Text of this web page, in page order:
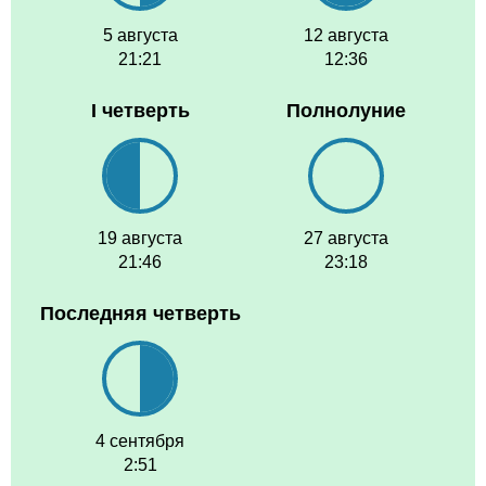
5 августа
21:21
12 августа
12:36
I четверть
19 августа
21:46
Полнолуние
27 августа
23:18
Последняя четверть
4 сентября
2:51